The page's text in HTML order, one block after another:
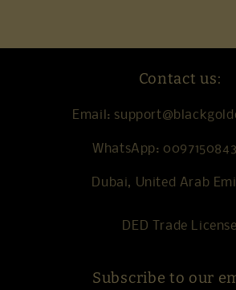
Contact us:
Email:
WhatsApp:
Dubai, United Arab
DED Trade License
Subscribe to our